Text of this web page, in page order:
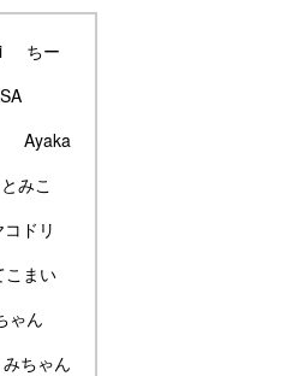
ちー
Ayaka
とみこ
コドリ
こまい
ゃん
みちゃん